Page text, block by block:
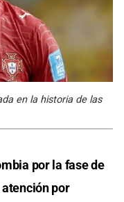
en la historia de las
por la fase de
por